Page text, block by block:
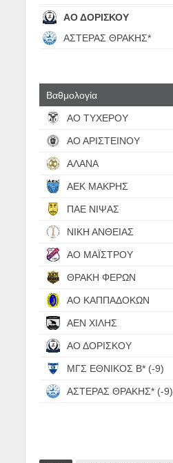
ΑΟ ΔΟΡΙΣΚΟΥ
ΑΣΤΕΡΑΣ ΘΡΑΚΗΣ*
Βαθμολογία
ΑΟ ΤΥΧΕΡΟΥ
ΑΟ ΑΡΙΣΤΕΙΝΟΥ
ΑΛΑΝΑ
ΑΕΚ ΜΑΚΡΗΣ
ΠΑΕ ΝΙΨΑΣ
ΝΙΚΗ ΑΝΘΕΙΑΣ
ΑΟ ΜΑΪΣΤΡΟΥ
ΘΡΑΚΗ ΦΕΡΩΝ
ΑΟ ΚΑΠΠΑΔΟΚΩΝ
ΑΕΝ ΧΙΛΗΣ
ΑΟ ΔΟΡΙΣΚΟΥ
ΜΓΣ ΕΘΝΙΚΟΣ Β* (-9)
ΑΣΤΕΡΑΣ ΘΡΑΚΗΣ* (-9)